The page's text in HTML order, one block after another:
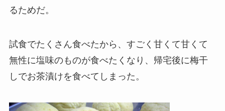
るためだ。
試食でたくさん食べたから、すごく甘くて甘くて
無性に塩味のものが食べたくなり、帰宅後に梅干
しでお茶漬けを食べてしまった。